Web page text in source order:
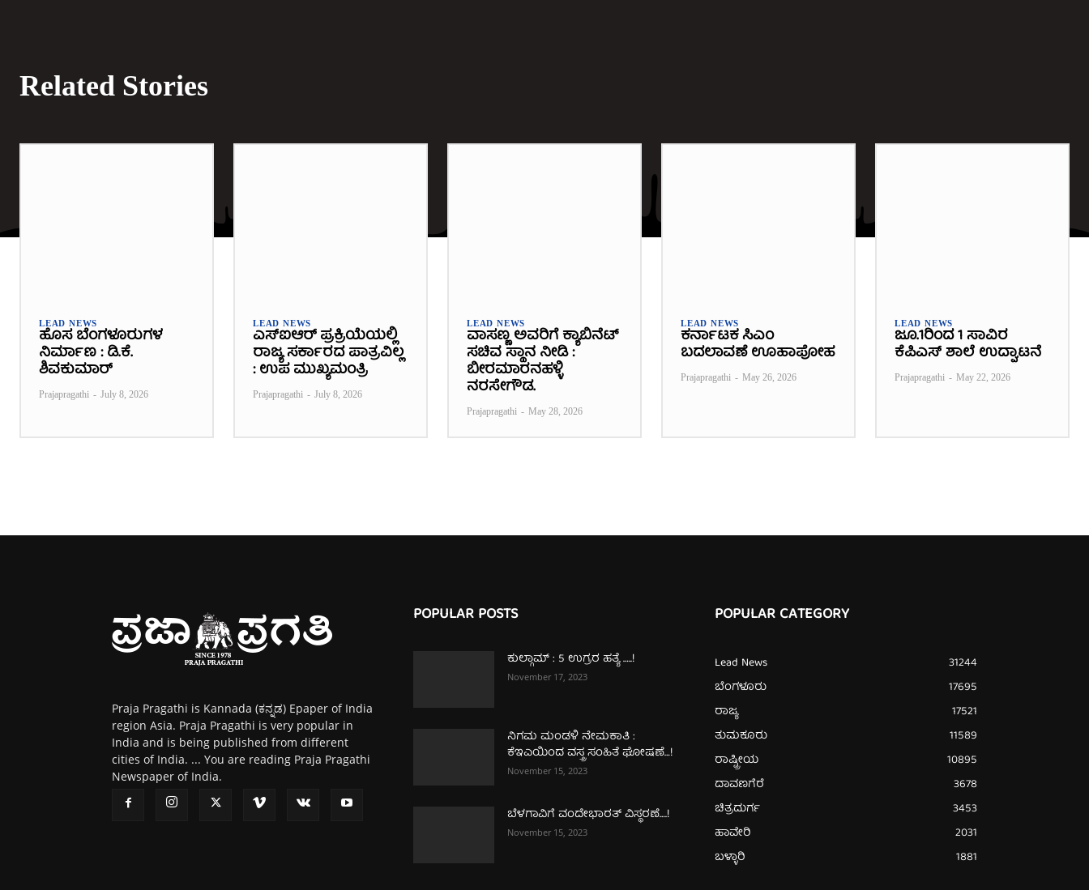
Related Stories
LEAD NEWS
ಹೊಸ ಬೆಂಗಳೂರುಗಳ
ನಿರ್ಮಾಣ : ಡಿ.ಕೆ.
ಶಿವಕುಮಾರ್
Prajapragathi - July 8, 2026
LEAD NEWS
ಎಸ್‌ಐಆರ್ ಪ್ರಕ್ರಿಯೆಯಲ್ಲಿ
ರಾಜ್ಯ ಸರ್ಕಾರದ ಪಾತ್ರವಿಲ್ಲ
: ಉಪ ಮುಖ್ಯಮಂತ್ರಿ
Prajapragathi - July 8, 2026
LEAD NEWS
ವಾಸಣ್ಣ ಅವರಿಗೆ ಕ್ಯಾಬಿನೆಟ್
ಸಚಿವ ಸ್ಥಾನ ನೀಡಿ :
ಬೀರಮಾರನಹಳ್ಳಿ
ನರಸೇಗೌಡ.
Prajapragathi - May 28, 2026
LEAD NEWS
ಕರ್ನಾಟಕ ಸಿಎಂ
ಬದಲಾವಣೆ ಊಹಾಪೋಹ
Prajapragathi - May 26, 2026
LEAD NEWS
ಜೂ.1ರಿಂದ 1 ಸಾವಿರ
ಕೆಪಿಎಸ್ ಶಾಲೆ ಉದ್ಘಾಟನೆ
Prajapragathi - May 22, 2026
Praja Pragathi is Kannada (ಕನ್ನಡ) Epaper of India
region Asia. Praja Pragathi is very popular in
India and is being published from different
cities of India. ... You are reading Praja Pragathi
Newspaper of India.
POPULAR POSTS
ಕುಲ್ಗಾಮ್‌ : 5 ಉಗ್ರರ ಹತ್ಯೆ …..!
November 17, 2023
ನಿಗಮ ಮಂಡಳಿ ನೇಮಕಾತಿ :
ಕೆಇಎಯಿಂದ ವಸ್ತ್ರ ಸಂಹಿತೆ ಘೋಷಣೆ…!
November 15, 2023
ಬೆಳಗಾವಿಗೆ ವಂದೇಭಾರತ್‌ ವಿಸ್ಥರಣೆ….!
November 15, 2023
POPULAR CATEGORY
Lead News
31244
ಬೆಂಗಳೂರು
17695
ರಾಜ್ಯ
17521
ತುಮಕೂರು
11589
ರಾಷ್ಟ್ರೀಯ
10895
ದಾವಣಗೆರೆ
3678
ಚಿತ್ರದುರ್ಗ
3453
ಹಾವೇರಿ
2031
ಬಳ್ಳಾರಿ
1881